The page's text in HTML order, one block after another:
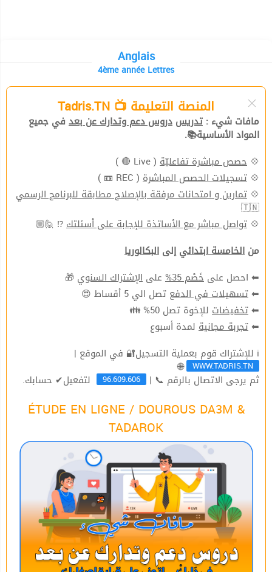
Anglais
4ème année Lettres
المنصة التعليمة 📺 Tadris.TN
مافات شيء : تدريس دروس دعم وتدارك عن بعد في جميع
المواد الأساسية📚.
💠 حصص مباشرة تفاعليّة ( Live 🔴 )
💠 تسجيلات الحصص المباشرة ( REC 📼 )
💠 تمارين و امتحانات مرفقة بالإصلاح مطابقة للبرنامج الرسمي
🇹🇳
💠 تواصل مباشر مع الأساتذة للإجابة على أسئلتك⁉ 🙋🏼
من الخامسة ابتدائي إلى البكالوريا
⬅ احصل على خَصْم 35% على الإشتراك السنوي 🎁
⬅تسهيلات في الدفع تصل الي 5 أقساط 😍
⬅تخفيضات للإخوة تصل 50% 👪
⬅تجربة مجانية لمدة أسبوع
ℹ للإشتراك قوم بعملية التسجيل🔐 في الموقع |
WWW.TADRIS.TN
🌐
ثم يرجى الاتصال بالرقم 📞 | 96.609.606 لتفعيل✔ حسابك.
ÉTUDE EN LIGNE / DOUROUS DA3M &
TADAROK